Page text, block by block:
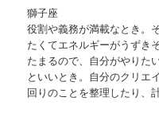
獅子座
役割や義務が満載なとき。
たくてエネルギーがうずき
たまるので、自分がやりた
といいとき。自分のクリエ
回りのことを整理したり、